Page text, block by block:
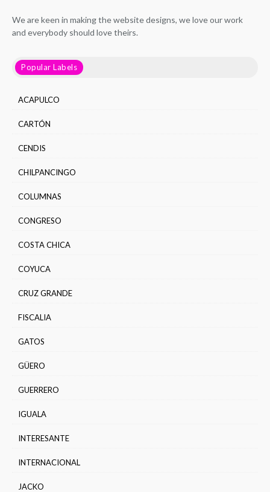
We are keen in making the website designs, we love our work
and everybody should love theirs.
Popular Labels
ACAPULCO
CARTÓN
CENDIS
CHILPANCINGO
COLUMNAS
CONGRESO
COSTA CHICA
COYUCA
CRUZ GRANDE
FISCALIA
GATOS
GÜERO
GUERRERO
IGUALA
INTERESANTE
INTERNACIONAL
JACKO